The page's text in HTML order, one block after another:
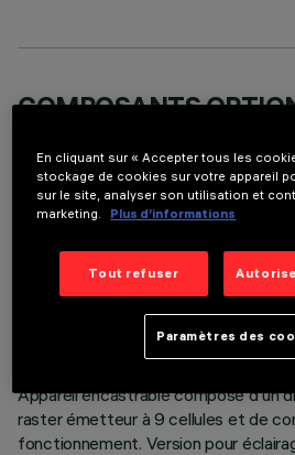
COMPOSANTS
DONNÉES
DERNIÈRE MISE À JOUR: 06/08/2026
Appareil encastrable composé d'un
raster émetteur à 9 cellules et de
fonctionnement. Version pour
En cliquant sur « Accepter tous les
stockage de cookies sur votre appareil
sur le site, analyser son utilisation et
marketing.
Plus d’informations
Tout refuser
Paramètres des